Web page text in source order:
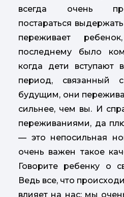
всегда очень
постараться
переживает
последнему было
когда дети вступают
период, связанный
будущим, они
сильнее, чем вы. И
переживаниями, да
— это непосильная
очень важен такое
Говорите ребенку о
Ведь все, что
влияет на нас: мы